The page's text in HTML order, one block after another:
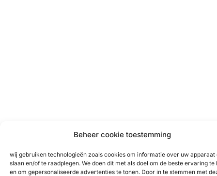
Beheer cookie toestemming
wij gebruiken technologieën zoals cookies om informatie over uw apparaat
slaan en/of te raadplegen. We doen dit met als doel om de beste ervaring te
en om gepersonaliseerde advertenties te tonen. Door in te stemmen met